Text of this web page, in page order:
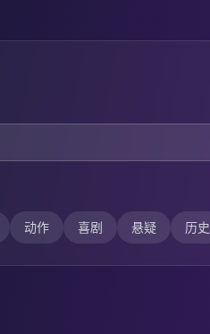
动作 喜剧 悬疑 历史